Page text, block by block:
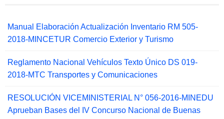
Manual Elaboración Actualización Inventario RM 505-
2018-MINCETUR Comercio Exterior y Turismo
Reglamento Nacional Vehículos Texto Único DS 019-
2018-MTC Transportes y Comunicaciones
RESOLUCIÓN VICEMINISTERIAL N° 056-2016-MINEDU
Aprueban Bases del IV Concurso Nacional de Buenas